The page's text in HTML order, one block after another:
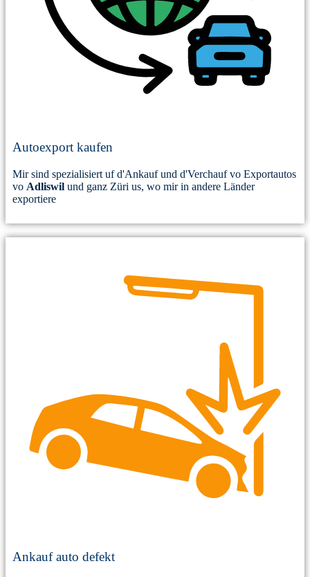
Autoexport kaufen
Mir sind spezialisiert uf d'Ankauf und d'Verchauf vo Exportautos
vo Adliswil und ganz Züri us, wo mir in andere Länder
exportiere
Ankauf auto defekt